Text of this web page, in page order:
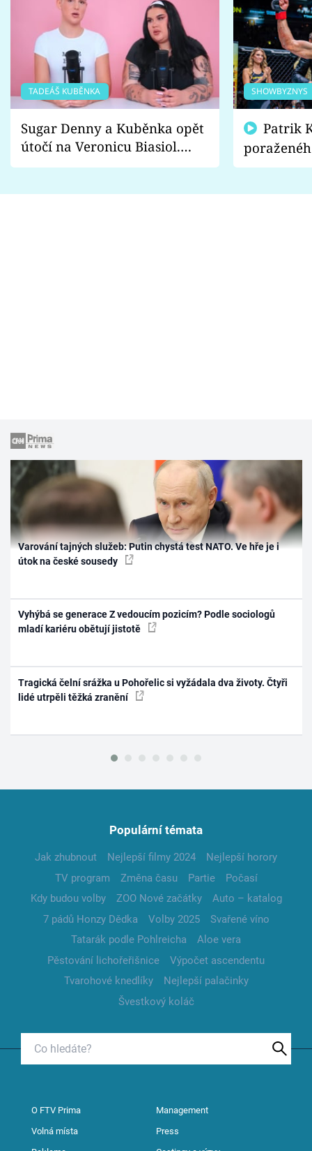
TADEÁŠ KUBĚNKA
Sugar Denny a Kuběnka opět
útočí na Veronicu Biasiol.
Proč je podle nich falešná a
SHOWBYZNYS
fanoušci
Varování tajných služeb: Putin chystá test NATO. Ve hře je i
útok na české sousedy
Vyhýbá se generace Z vedoucím pozicím? Podle sociologů
mladí kariéru obětují jistotě
Tragická čelní srážka u Pohořelic si vyžádala dva životy. Čtyři
lidé utrpěli těžká zranění
Populární témata
Jak zhubnout Nejlepší filmy 2024
Nejlepší horory
TV program
Změna času Partie
Počasí
Kdy budou volby
ZOO Nové začátky
Auto – katalog
7 pádů Honzy Dědka
Volby 2025
Svařené víno
Tatarák podle Pohlreicha
Aloe vera
Pěstování lichořeřišnice
Výpočet ascendentu
Tvarohové knedlíky
Nejlepší palačinky
Švestkový koláč
O FTV Prima Management
Volná místa Press